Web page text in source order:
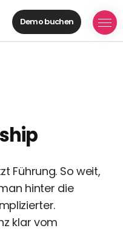
Demo buchen
Module
Führung. So weit,
hinter die
klar vom